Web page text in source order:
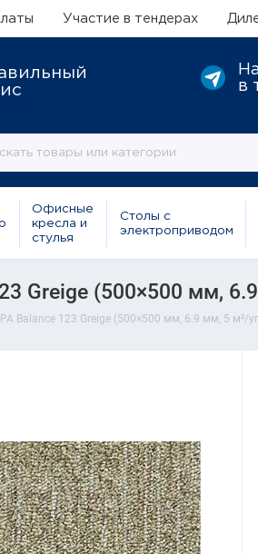
Участие в тендерах
в
Офисные
кресла и
стулья
Столы с
электроприводом
Greige (500×500 мм,
Balance 123 Greige (500×500 мм, 6.9 мм, 5 м²/